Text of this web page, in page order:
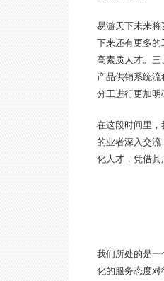
易游天下未来
下来还有更多
高素质人才。
产品供销系统
分工进行更加明
在这段时间里
的业者深入交
化人才，凭借其
我们所处的是
化的服务态度对